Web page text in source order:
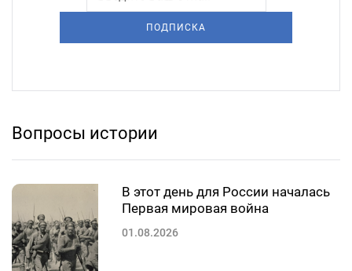
ПОДПИСКА
Вопросы истории
В этот день для России началась
Первая мировая война
01.08.2026